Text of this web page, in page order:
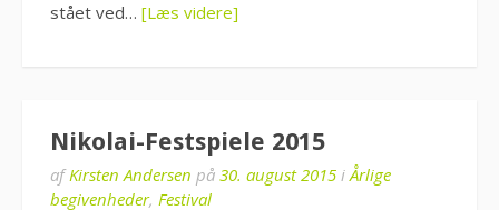
stået ved… [Læs videre]
Nikolai-Festspiele 2015
afKirsten Andersen på 30. august 2015 i Årlige
begivenheder, Festival